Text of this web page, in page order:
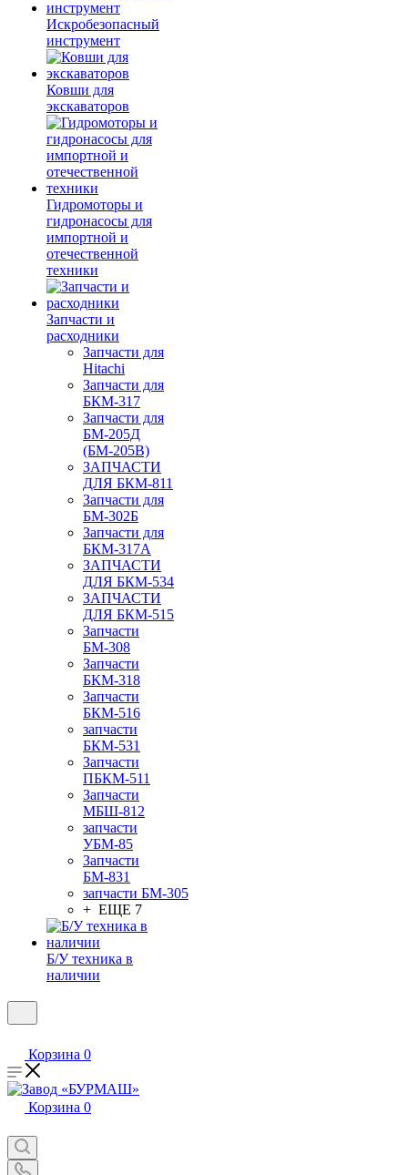
Искробезопасный
инструмент
Ковши для
экскаваторов
Гидромоторы и
гидронасосы для
импортной и
отечественной
техники
Запчасти и
расходники
Запчасти для
Hitachi
Запчасти для
БКМ-317
Запчасти для
БМ-205Д
(БМ-205В)
ЗАПЧАСТИ
ДЛЯ БКМ-811
Запчасти для
БМ-302Б
Запчасти для
БКМ-317А
ЗАПЧАСТИ
ДЛЯ БКМ-534
ЗАПЧАСТИ
ДЛЯ БКМ-515
Запчасти
БМ-308
Запчасти
БКМ-318
Запчасти
БКМ-516
запчасти
БКМ-531
Запчасти
ПБКМ-511
Запчасти
МБШ-812
запчасти
УБМ-85
Запчасти
БМ-831
запчасти БМ-305
+ ЕЩЕ 7
Б/У техника в
наличии
Корзина 0
Корзина 0